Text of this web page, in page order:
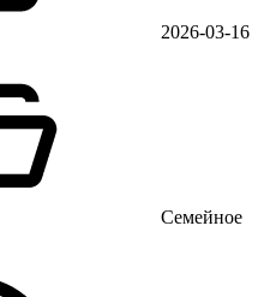
2026-03-16
Семейное